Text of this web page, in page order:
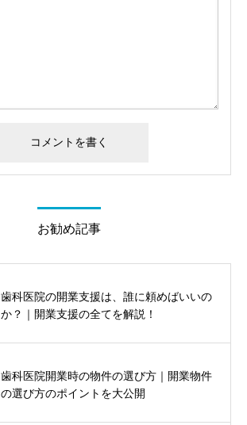
お勧め記事
歯科医院の開業支援は、誰に頼めばいいの
か？｜開業支援の全てを解説！
歯科医院開業時の物件の選び方｜開業物件
の選び方のポイントを大公開